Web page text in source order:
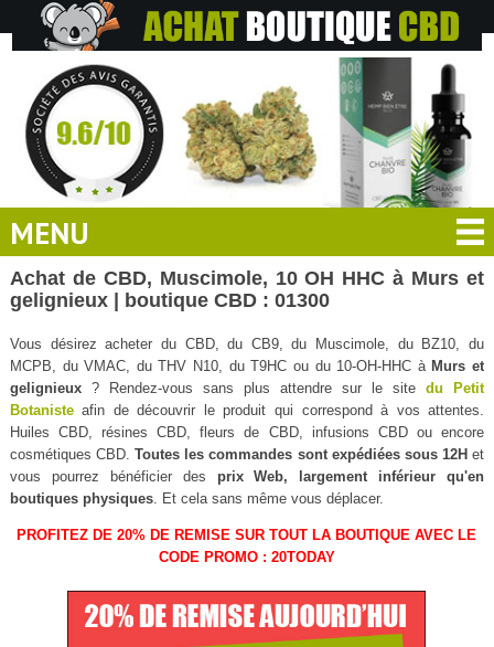
MENU
Achat de CBD, Muscimole, 10 OH HHC à Murs et
gelignieux | boutique CBD : 01300
Vous désirez acheter du CBD, du CB9, du Muscimole, du BZ10, du
MCPB, du VMAC, du THV N10, du T9HC ou du 10-OH-HHC à Murs et
gelignieux? Rendez-vous sans plus attendre sur le sitedu Petit
Botanisteafin de découvrir le produit qui correspond à vos attentes.
Huiles CBD, résines CBD, fleurs de CBD, infusions CBD ou encore
cosmétiques CBD.Toutes les commandes sont expédiées sous 12H et
vous pourrez bénéficier des prix Web, largement inférieur qu'en
boutiques physiques. Et cela sans même vous déplacer.
PROFITEZ DE 20% DE REMISE SUR TOUT LA BOUTIQUE AVEC LE
CODE PROMO : 20TODAY